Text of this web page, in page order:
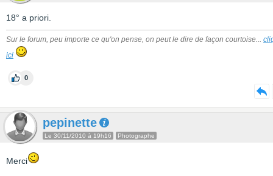
18° a priori.
Sur le forum, peu importe ce qu'on pense, on peut le dire de façon courtoise...
ici
0
pepinette
Le 30/11/2010 à 19h16 Photographe
Merci